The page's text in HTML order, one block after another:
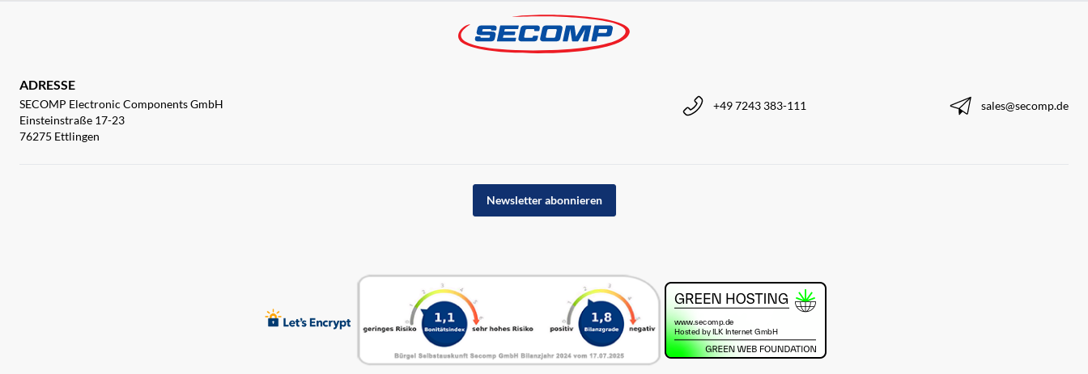
ADRESSE
SECOMP Electronic Components GmbH
Einsteinstraße 17-23
76275 Ettlingen
+49 7243 383-111 sales@secomp.de
Newsletter abonnieren